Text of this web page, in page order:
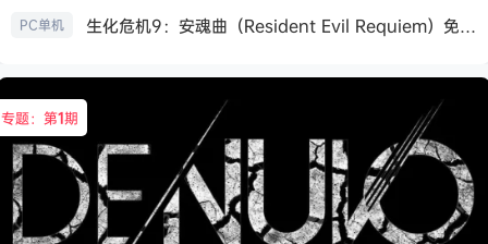
PC单机 生化危机9：安魂曲（Resident Evil Requiem）免安装中文版
专题：第1期